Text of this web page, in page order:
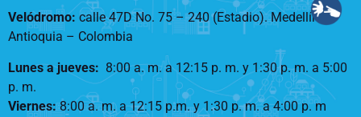
Velódromo: calle 47D No. 75 – 240 (Estadio). Medellín –
Antioquia – Colombia
Lunes a jueves: 8:00 a. m. a 12:15 p. m. y 1:30 p. m. a 5:00
p. m.
Viernes:8:00 a. m. a 12:15 p.m. y 1:30 p. m. a 4:00 p. m